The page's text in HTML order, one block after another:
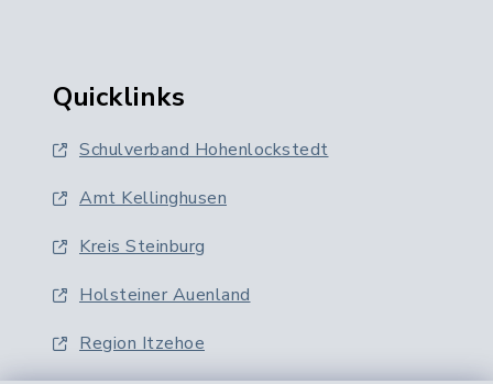
Quicklinks
Schulverband Hohenlockstedt
Amt Kellinghusen
Kreis Steinburg
Holsteiner Auenland
Region Itzehoe